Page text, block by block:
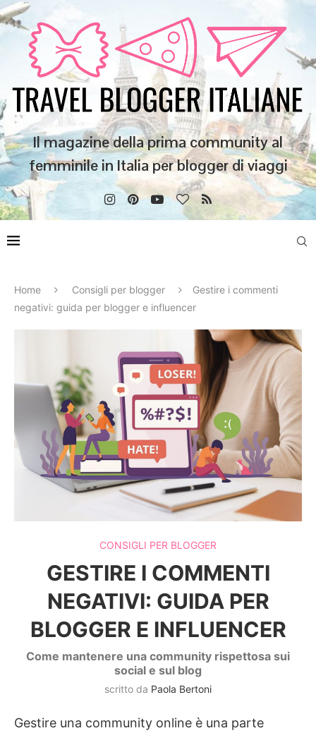
Il magazine della prima community al
femminile in Italia per blogger di viaggi
Home Consigli per blogger
Gestire i commenti
negativi: guida per blogger e influencer
CONSIGLI PER BLOGGER
GESTIRE I COMMENTI
NEGATIVI: GUIDA PER
BLOGGER E INFLUENCER
Come mantenere una community rispettosa sui
social e sul blog
scritto da Paola Bertoni
Gestire una community online è una parte